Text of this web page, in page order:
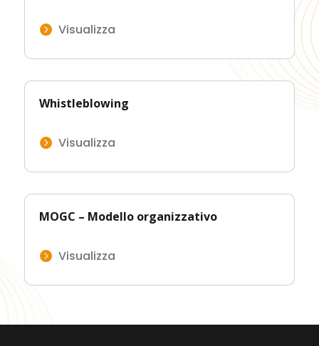
 Visualizza
Whistleblowing
 Visualizza
MOGC – Modello organizzativo
 Visualizza